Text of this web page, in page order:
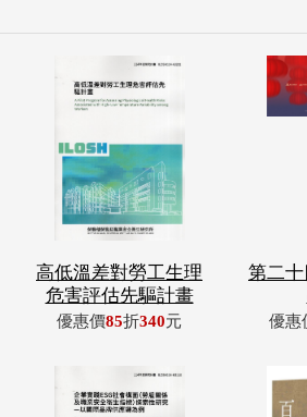
高低溫差對勞工生理
危害評估先驅計畫
優惠價85折340元
第二
優惠